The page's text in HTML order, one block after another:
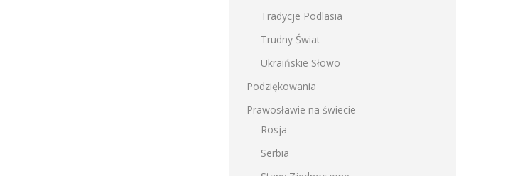
Tradycje Podlasia
Trudny Świat
Ukraińskie Słowo
Podziękowania
Prawosławie na świecie
Rosja
Serbia